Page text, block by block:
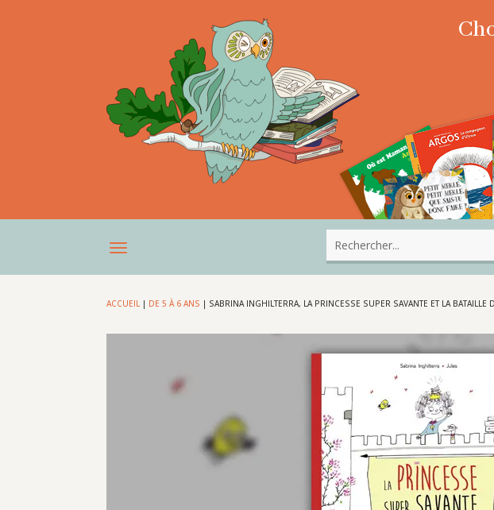
ACCUEIL | DE 5 À 6 ANS | SABRINA INGHILTERRA, LA PRINCESSE SUPER SAVANTE ET LA BATAILLE